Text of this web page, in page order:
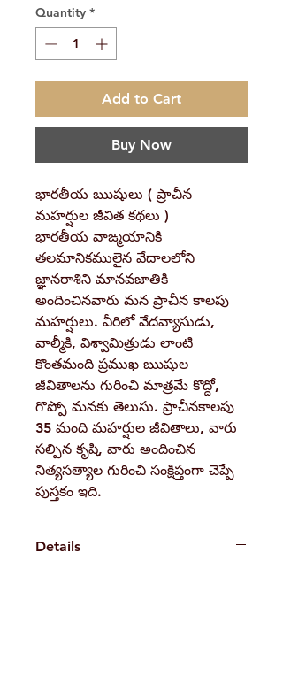
Quantity *
Add to Cart
Buy Now
భారతీయ ఋషులు ( ప్రాచీన
మహర్షుల జీవిత కథలు )
భారతీయ వాఙ్మయానికి
తలమానికములైన వేదాలలోని
జ్ఞానరాశిని మానవజాతికి
అందించినవారు మన ప్రాచీన కాలపు
మహర్షులు. వీరిలో వేదవ్యాసుడు,
వాల్మీకి, విశ్వామిత్రుడు లాంటి
కొంతమంది ప్రముఖ ఋషుల
జీవితాలను గురించి మాత్రమే కొద్దో,
గొప్పో మనకు తెలుసు. ప్రాచీనకాలపు
35 మంది మహర్షుల జీవితాలు, వారు
సల్పిన కృషి, వారు అందించిన
నిత్యసత్యాల గురించి సంక్షిప్తంగా చెప్పే
పుస్తకం ఇది.
Details